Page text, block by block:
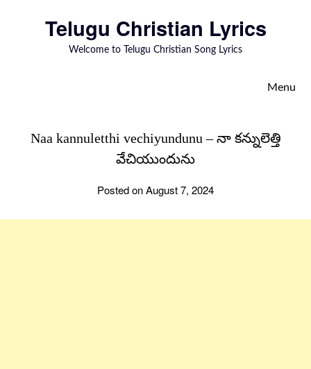
Telugu Christian Lyrics
Welcome to Telugu Christian Song Lyrics
Menu
Naa kannuletthi vechiyundunu – నా కన్నులెత్తి
వేచియుందును
Posted on August 7, 2024